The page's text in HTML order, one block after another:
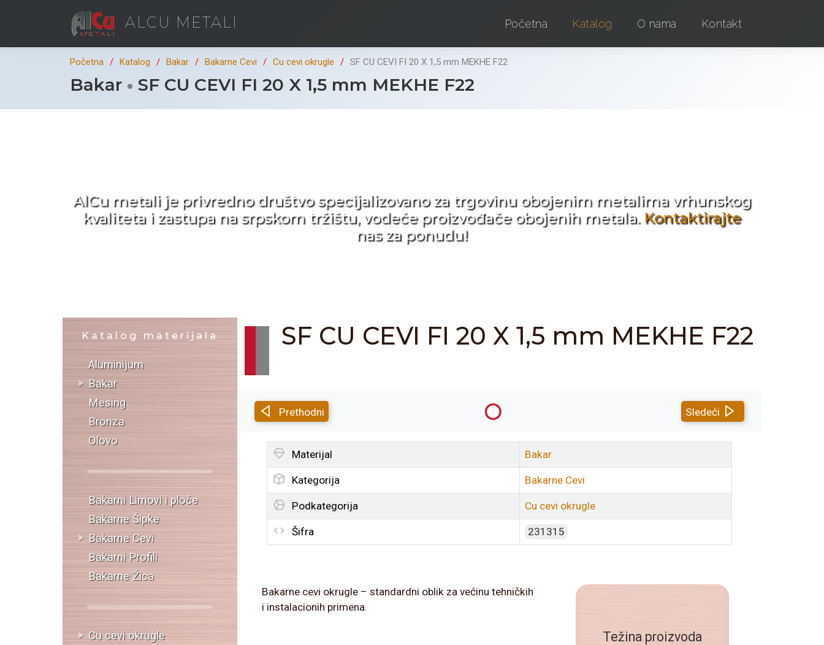
ALCU METALI Početna Katalog O nama Kontakt
Početna Katalog Bakar Bakarne Cevi Cu cevi okrugle SF CU CEVI FI 20 X 1,5 mm MEKHE F22
Bakar SF CU CEVI FI 20 X 1,5 mm MEKHE F22
AlCu metali je privredno društvo specijalizovano za trgovinu obojenim metalima vrhunskog
kvaliteta i zastupa na srpskom tržištu, vodeće proizvođače obojenih metala. Kontaktirajte
nas za ponudu!
Katalog materijala
Aluminijum
Bakar
Mesing
Bronza
Olovo
Bakarni Limovi i ploče
Bakarne Šipke
Bakarne Cevi
Bakarni Profili
Bakarne Žica
Cu cevi okrugle
SF CU CEVI FI 20 X 1,5 mm MEKHE F22
Prethodni Sledeći
Materijal Bakar
Kategorija Bakarne Cevi
Podkategorija Cu cevi okrugle
Šifra 231315
Bakarne cevi okrugle – standardni oblik za većinu tehničkih
i instalacionih primena.
Težina proizvoda